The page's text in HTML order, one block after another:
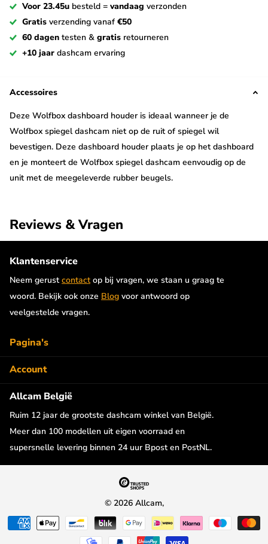
Voor 23.45u besteld = vandaag verzonden
Gratis verzending vanaf €50
60 dagen testen & gratis retourneren
+10 jaar dashcam ervaring
Accessoires
Deze Wolfbox dashboard houder is ideaal wanneer je de
Wolfbox spiegel dashcam niet op de ruit of spiegel wil
bevestigen. Deze dashboard houder plaats je op het dashboard
en je monteert de Wolfbox spiegel dashcam eenvoudig op de
unit met de meegeleverde rubber beugels.
Reviews & Vragen
Klantenservice
Neem gerust contact op bij vragen, we staan u graag te
woord. Bekijk ook onze Blog voor antwoord op
veelgestelde vragen.
Pagina's
Account
Allcam België
Ruim 12 jaar de grootste dashcam winkel van België.
Meer dan 100 modellen uit eigen voorraad en
supersnelle levering binnen 24 uur Bpost en PostNL.
© 2026Allcam,